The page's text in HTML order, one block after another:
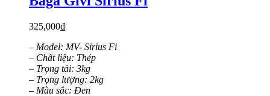
325,000₫
– Model: MV- Sirius Fi
– Chất liệu: Thép
– Trọng tải: 3kg
– Trọng lượng: 2kg
– Màu sắc: Đen